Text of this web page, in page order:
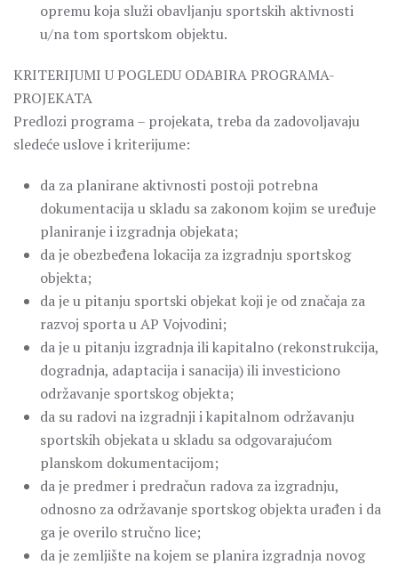
opremu koja služi obavljanju sportskih aktivnosti
u/na tom sportskom objektu.
KRITERIJUMI U POGLEDU ODABIRA PROGRAMA-
PROJEKATA
Predlozi programa – projekata, treba da zadovoljavaju
sledeće uslove i kriterijume:
da za planirane aktivnosti postoji potrebna
dokumentacija u skladu sa zakonom kojim se uređuje
planiranje i izgradnja objekata;
da je obezbeđena lokacija za izgradnju sportskog
objekta;
da je u pitanju sportski objekat koji je od značaja za
razvoj sporta u AP Vojvodini;
da je u pitanju izgradnja ili kapitalno (rekonstrukcija,
dogradnja, adaptacija i sanacija) ili investiciono
održavanje sportskog objekta;
da su radovi na izgradnji i kapitalnom održavanju
sportskih objekata u skladu sa odgovarajućom
planskom dokumentacijom;
da je predmer i predračun radova za izgradnju,
odnosno za održavanje sportskog objekta urađen i da
ga je overilo stručno lice;
da je zemljište na kojem se planira izgradnja novog